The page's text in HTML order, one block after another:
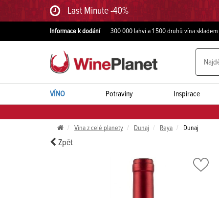
Last Minute -40%
Informace k dodání 300 000 lahví a 1 500 druhů vína skladem
VÍNO Potraviny Inspirace
Vína z celé planety Dunaj Reya Dunaj
Zpět